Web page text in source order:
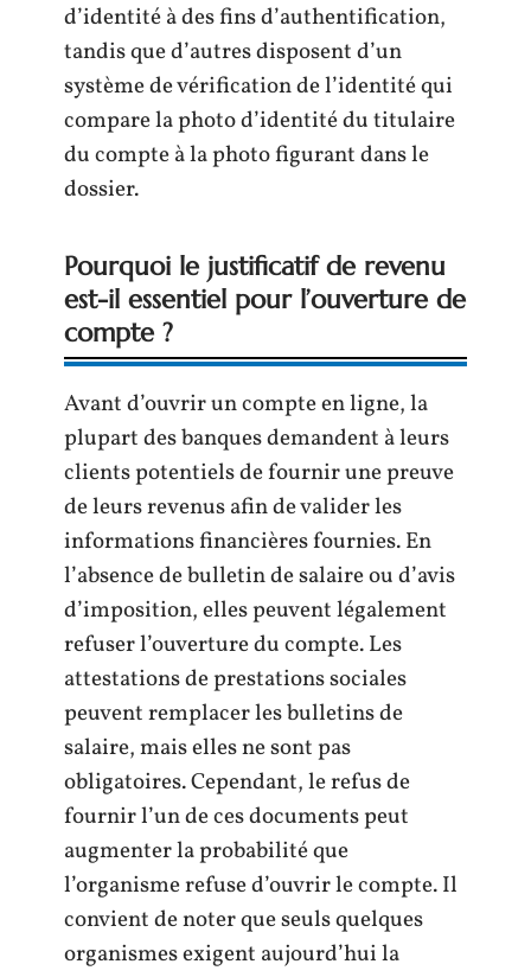
d’identité à des fins d’authentification,
tandis que d’autres disposent d’un
système de vérification de l’identité qui
compare la photo d’identité du titulaire
du compte à la photo figurant dans le
dossier.
Pourquoi le justificatif de revenu
est-il essentiel pour l’ouverture de
compte ?
Avant d’ouvrir un compte en ligne, la
plupart des banques demandent à leurs
clients potentiels de fournir une preuve
de leurs revenus afin de valider les
informations financières fournies. En
l’absence de bulletin de salaire ou d’avis
d’imposition, elles peuvent légalement
refuser l’ouverture du compte. Les
attestations de prestations sociales
peuvent remplacer les bulletins de
salaire, mais elles ne sont pas
obligatoires. Cependant, le refus de
fournir l’un de ces documents peut
augmenter la probabilité que
l’organisme refuse d’ouvrir le compte. Il
convient de noter que seuls quelques
organismes exigent aujourd’hui la